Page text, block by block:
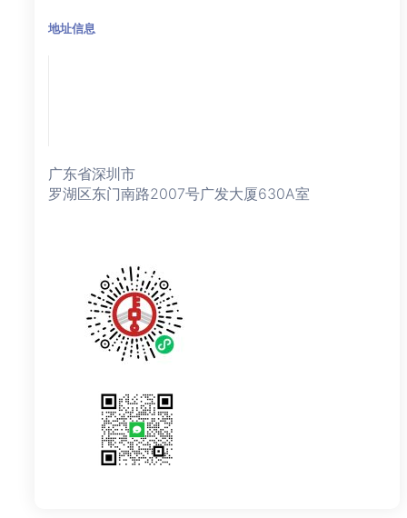
地址信息
广东省深圳市
罗湖区东门南路2007号广发大厦630A室